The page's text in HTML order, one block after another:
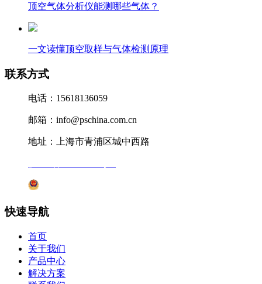
顶空气体分析仪能测哪些气体？
一文读懂顶空取样与气体检测原理
联系方式
电话：15618136059
邮箱：info@pschina.com.cn
地址：上海市青浦区城中西路
快速导航
首页
关于我们
产品中心
解决方案